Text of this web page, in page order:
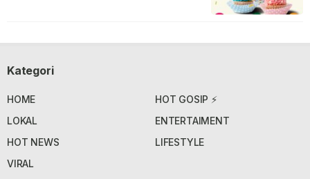
Kategori
HOME
HOT GOSIP ⚡
LOKAL
ENTERTAIMENT
HOT NEWS
LIFESTYLE
VIRAL